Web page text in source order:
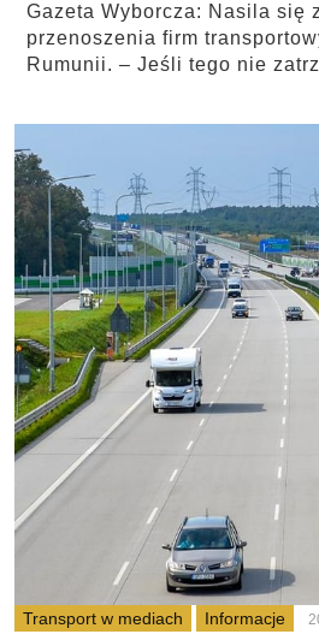
Gazeta Wyborcza: Nasila się
przenoszenia firm
Rumunii. – Jeśli tego nie
Transport w mediach Informacje